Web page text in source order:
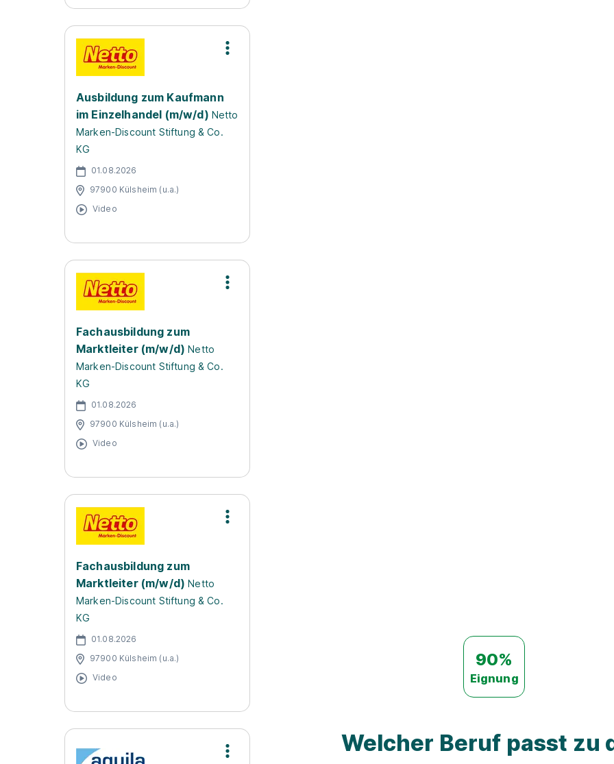
Ausbildung zum Kaufmann
im Einzelhandel (m/w/d) Netto
Marken-Discount Stiftung & Co.
KG
01.08.2026
97900 Külsheim (u.a.)
Video
Fachausbildung zum
Marktleiter (m/w/d) Netto
Marken-Discount Stiftung & Co.
KG
01.08.2026
97900 Külsheim (u.a.)
Video
Fachausbildung zum
Marktleiter (m/w/d) Netto
Marken-Discount Stiftung & Co.
KG
01.08.2026
97900 Külsheim (u.a.)
Video
90%
Eignung
Welcher Beruf passt zu